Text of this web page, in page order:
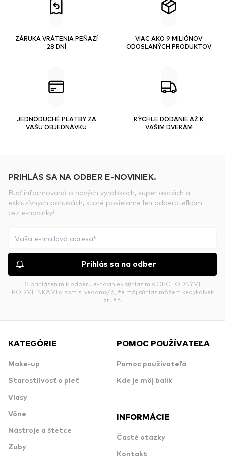
ZÁRUKA VRÁTENIA PEŇAZÍ
28 DNÍ
VIAC AKO 9 MILIÓNOV
ODOSLANÝCH PRODUKTOV
JEDNODUCHÉ PLATBY ZA
VAŠU OBJEDNÁVKU
RÝCHLE DODANIE AŽ K
VAŠIM DVERÁM
PRIHLÁS SA NA ODBER E-NOVINIEK.
Buď informovaná o nových výrobkoch, super akciách a
exkluzívnych ponukách, ktoré posielame len odberateľkám
cez e-novinky!
Prihlás sa na odber
S prihlásením k odberu e-noviniek súhlasím s OBCHODNÝMI
PODMIENKAMI a som si vedomý/á, že môj súhlas môžem kedykoľvek
zrušiť.
KATEGÓRIE
Make-up
Starostlivosť o pleť
Vlasy
Vône
Nástroje a štetce
Zuby
POMOC POUŽÍVATEĽA
Pomoc používateľa
Kde je môj balík
INFORMÁCIE
Časté otázky
Kontakt